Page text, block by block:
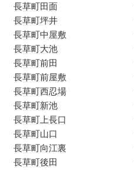
長草町田面
長草町坪井
長草町中屋敷
長草町大池
長草町前田
長草町前屋敷
長草町西忍場
長草町新池
長草町上長口
長草町山口
長草町向江裏
長草町後田